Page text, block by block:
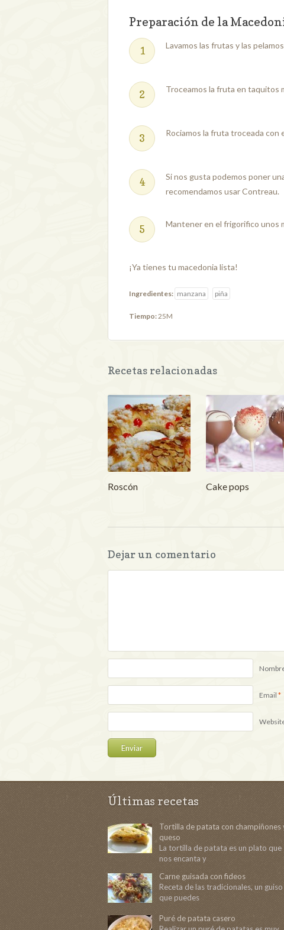
Preparación de la
Lavamos las frutas y las
Troceamos la fruta en taquitos
Rociamos la fruta troceada con
Si nos gusta podemos poner
recomendamos usar Contreau.
Mantener en el frigorifico unos
¡Ya tienes tu macedonia lista!
Ingredientes: manzana piña
Tiempo:25M
Recetas relacionadas
Roscón Cake pops
Dejar un comentario
Email *
Últimas recetas
Tortilla de patata con champiñones
queso
La tortilla de patata es un plato que
nos encanta y
Carne guisada con fideos
Receta de las tradicionales, un guiso
que puedes
Puré de patata casero